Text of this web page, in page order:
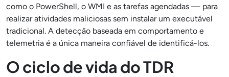
como o PowerShell, o WMI e as tarefas agendadas — para
realizar atividades maliciosas sem instalar um executável
tradicional. A detecção baseada em comportamento e
telemetria é a única maneira confiável de identificá-los.
O ciclo de vida do TDR